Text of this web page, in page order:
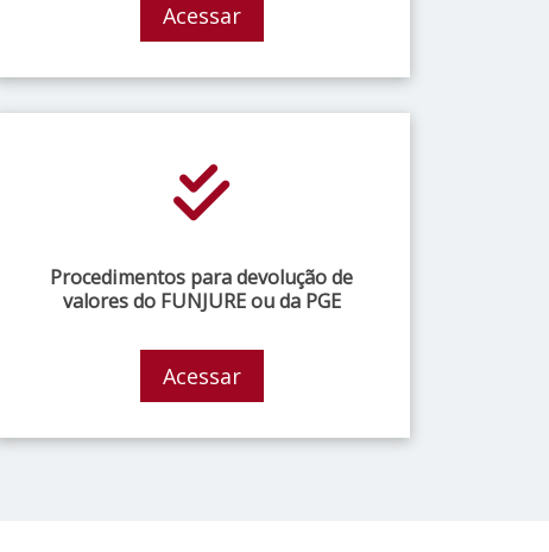
Acessar
Procedimentos para devolução de
valores do FUNJURE ou da PGE
Acessar